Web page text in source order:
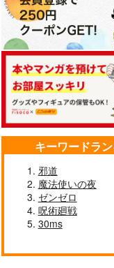
ゴールドシップ風雲録
５
雪墨庵
円（税込）
ゴールドシップ
アグネスタキオン
作品詳細
姉喰い勇者と貞操逆転
帝国のお姉ちゃん! ゴ
ミスキルとバカにされ
国最強七大女将軍を堕
一二三書房
825円（税込）
キーワードラ
邪道
魔法使いの夜
ゼンゼロ
呪術廻戦
30ms